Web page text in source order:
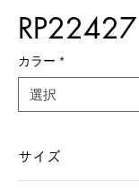
RP22427
カラー *
サイズ